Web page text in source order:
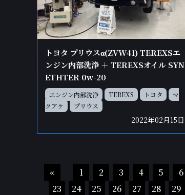
トヨタ プリウスα(ZVW41) TEREXSエ
ンジン内部洗浄 ＋ TEREXSオイル SYN
ETHTER 0w-20
エンジン内部洗浄 TEREXS トヨタ
マ
クアケ
プリウス
2022年02月15日
« 1 2 3 4 5 6
23
24 25 26 27 28 29